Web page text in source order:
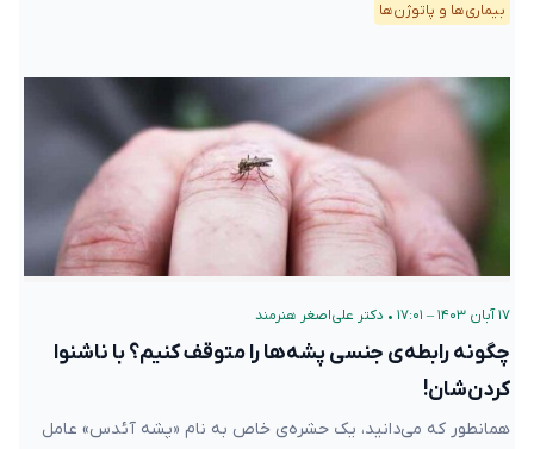
بیماری‌ها و پاتوژن‌ها
۱۷ آبان ۱۴۰۳ – ۱۷:۰۱ • دکتر علی‌اصغر هنرمند
چگونه رابطه‌ی جنسی پشه‌ها را متوقف کنیم؟ با ناشنوا
کردن‌شان!
همانطور که می‌دانید، یک حشره‌ی خاص به نام «پشه آئدس» عامل